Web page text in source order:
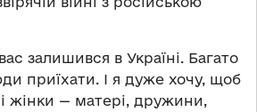
залишився в Україні. Багато
приїхати. І я дуже хочу, щоб
жінки — матері, дружини,